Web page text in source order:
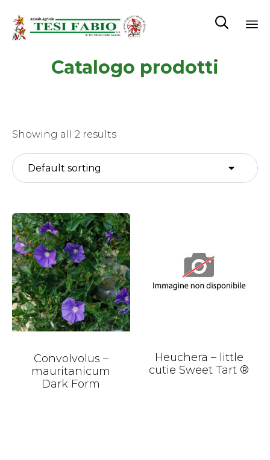

Catalogo prodotti
Showing all 2 results
Convolvolus –
mauritanicum
Dark Form
Heuchera – little
cutie Sweet Tart ®